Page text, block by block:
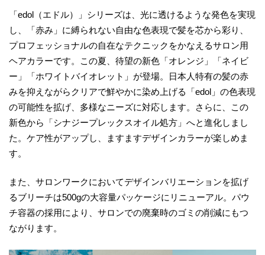
「edol（エドル）」シリーズは、光に透けるような発色を実現
し、「赤み」に縛られない自由な色表現で髪を芯から彩り、
プロフェッショナルの自在なテクニックをかなえるサロン用
ヘアカラーです。この夏、待望の新色「オレンジ」「ネイビ
ー」「ホワイトバイオレット」が登場。日本人特有の髪の赤
みを抑えながらクリアで鮮やかに染め上げる「edol」の色表現
の可能性を拡げ、多様なニーズに対応します。さらに、この
新色から「シナジープレックスオイル処方」へと進化しまし
た。ケア性がアップし、ますますデザインカラーが楽しめま
す。
また、サロンワークにおいてデザインバリエーションを拡げ
るブリーチは500gの大容量パッケージにリニューアル。パウ
チ容器の採用により、サロンでの廃棄時のゴミの削減にもつ
ながります。